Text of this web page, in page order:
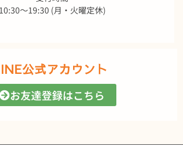
10:30～19:30 (月・火曜定休)
公式アカウント
お友達登録はこちら